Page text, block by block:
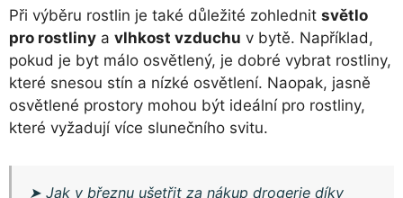
Při výběru rostlin je také důležité zohlednit světlo
pro rostliny a vlhkost vzduchu v bytě. Například,
pokud je byt málo osvětlený, je dobré vybrat rostliny,
které snesou stín a nízké osvětlení. Naopak, jasně
osvětlené prostory mohou být ideální pro rostliny,
které vyžadují více slunečního svitu.
➤Jak v březnu ušetřit za nákup drogerie díky